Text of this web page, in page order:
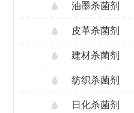
油墨杀菌剂
皮革杀菌剂
建材杀菌剂
纺织杀菌剂
日化杀菌剂